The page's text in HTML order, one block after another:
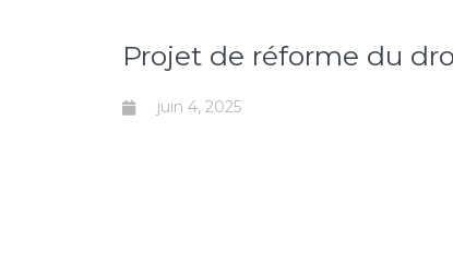
Projet de réforme du
juin 4, 2025